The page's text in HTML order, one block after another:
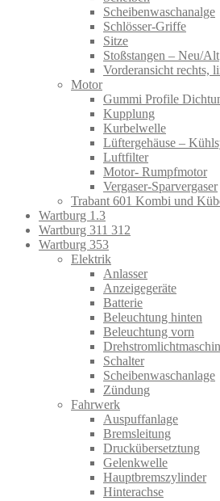
Scheibenwaschanalge
Schlösser-Griffe
Sitze
Stoßstangen – Neu/Alt
Vorderansicht rechts,
Motor
Gummi Profile
Kupplung
Kurbelwelle
Lüftergehäuse –
Luftfilter
Motor- Rumpfmotor
Vergaser-Sparvergaser
Trabant 601 Kombi und
Wartburg 1.3
Wartburg 311 312
Wartburg 353
Elektrik
Anlasser
Anzeigegeräte
Batterie
Beleuchtung hinten
Beleuchtung vorn
Schalter
Scheibenwaschanlage
Zündung
Fahrwerk
Auspuffanlage
Bremsleitung
Druckübersetztung
Gelenkwelle
Hauptbremszylinder
Hinterachse